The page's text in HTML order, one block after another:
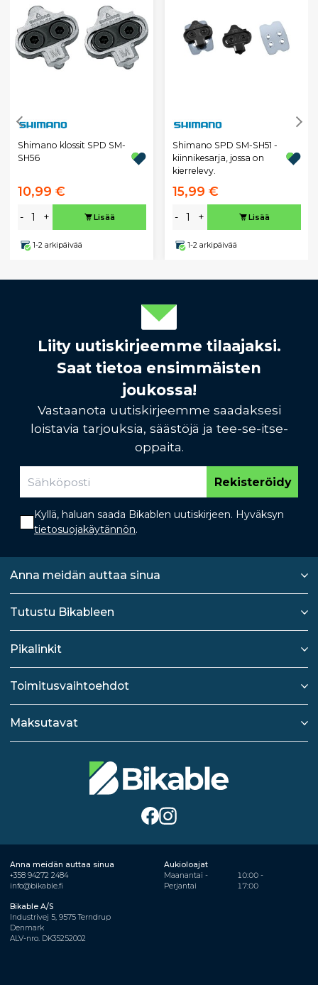
Shimano klossit SPD SM-
SH56
10,99 €
- + Lisää
1-2 arkipäivää
Shimano SPD SM-SH51 -
kiinnikesarja, jossa on
kierrelevy.
15,99 €
- + Lisää
1-2 arkipäivää
Liity uutiskirjeemme tilaajaksi.
Saat tietoa ensimmäisten
joukossa!
Vastaanota uutiskirjeemme saadaksesi
loistavia tarjouksia, säästöjä ja tee-se-itse-
oppaita.
Rekisteröidy
Kyllä, haluan saada Bikablen uutiskirjeen. Hyväksyn
tietosuojakäytännön.
Anna meidän auttaa sinua
Tutustu Bikableen
Pikalinkit
Toimitusvaihtoehdot
Maksutavat
Anna meidän auttaa sinua
+358 94272 2484
info@bikable.fi
Aukioloajat
Maanantai -
Perjantai
10:00 -
17:00
Bikable A/S
Industrivej 5, 9575 Terndrup
Denmark
ALV-nro. DK35252002